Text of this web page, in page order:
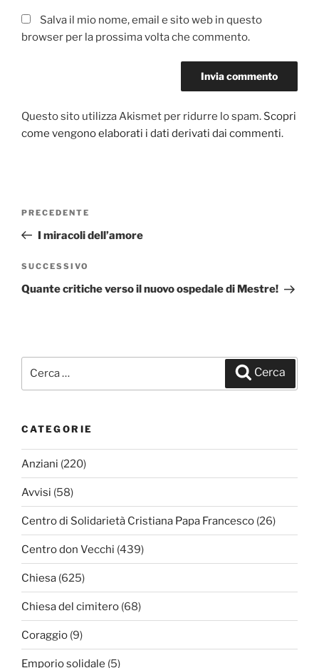
Salva il mio nome, email e sito web in questo
browser per la prossima volta che commento.
Questo sito utilizza Akismet per ridurre lo spam. Scopri
come vengono elaborati i dati derivati dai commenti.
Navigazione
Articolo
precedente:
PRECEDENTE
I miracoli dell’amore
Articolo
successivo
SUCCESSIVO
Quante critiche verso il nuovo ospedale di Mestre!
Cerca:
Cerca
CATEGORIE
Anziani (220)
Avvisi (58)
Centro di Solidarietà Cristiana Papa Francesco (26)
Centro don Vecchi (439)
Chiesa (625)
Chiesa del cimitero (68)
Coraggio (9)
Emporio solidale (5)